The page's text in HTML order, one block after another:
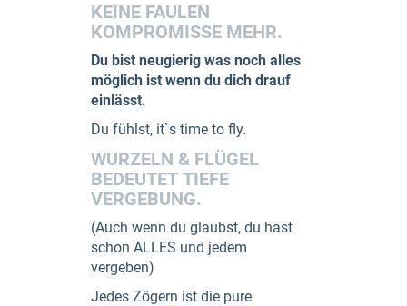
KEINE FAULEN
KOMPROMISSE MEHR.
Du bist neugierig was noch alles
möglich ist wenn du dich drauf
einlässt.
Du fühlst, it`s time to fly.
WURZELN & FLÜGEL
BEDEUTET TIEFE
VERGEBUNG.
(Auch wenn du glaubst, du hast
schon ALLES und jedem
vergeben)
Jedes Zögern ist die pure